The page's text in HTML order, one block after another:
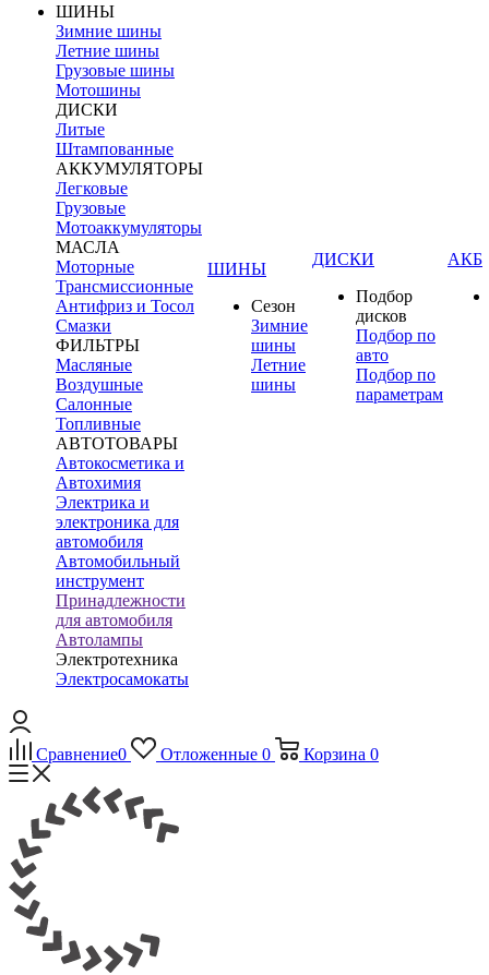
ШИНЫ
Зимние шины
Летние шины
Грузовые шины
Мотошины
ДИСКИ
Литые
Штампованные
АККУМУЛЯТОРЫ
Легковые
Грузовые
Мотоаккумуляторы
МАСЛА
Моторные
Трансмиссионные
Антифриз и Тосол
Смазки
ФИЛЬТРЫ
Масляные
Воздушные
Салонные
Топливные
АВТОТОВАРЫ
Автокосметика и
Автохимия
Электрика и
электроника для
автомобиля
Автомобильный
инструмент
Принадлежности
для автомобиля
Автолампы
Электротехника
Электросамокаты
ШИНЫ
Сезон
Зимние
шины
Летние
шины
ДИСКИ
Подбор
дисков
Подбор по
авто
Подбор по
параметрам
АКБ
Сравнение0 Отложенные 0 Корзина 0